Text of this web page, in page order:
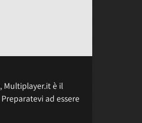
Multiplayer.it è il
ad essere